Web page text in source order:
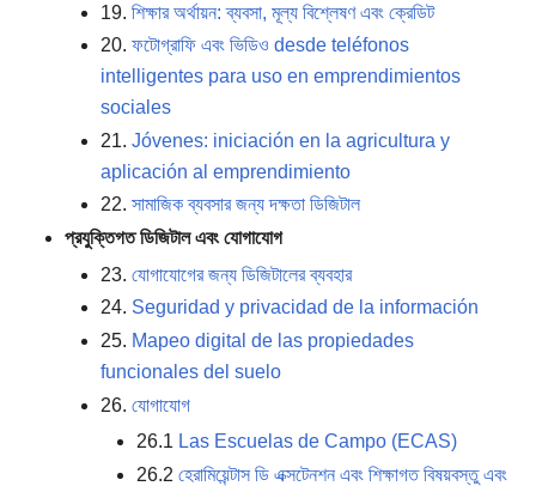
19. শিক্ষার অর্থায়ন: ব্যবসা, মূল্য বিশ্লেষণ এবং ক্রেডিট
20. ফটোগ্রাফি এবং ভিডিও desde teléfonos
intelligentes para uso en emprendimientos
sociales
21. Jóvenes: iniciación en la agricultura y
aplicación al emprendimiento
22. সামাজিক ব্যবসার জন্য দক্ষতা ডিজিটাল
প্রযুক্তিগত ডিজিটাল এবং যোগাযোগ
23. যোগাযোগের জন্য ডিজিটালের ব্যবহার
24. Seguridad y privacidad de la información
25. Mapeo digital de las propiedades
funcionales del suelo
26. যোগাযোগ
26.1 Las Escuelas de Campo (ECAS)
26.2 হেরামিয়েন্টাস ডি এক্সটেনশন এবং শিক্ষাগত বিষয়বস্তু এবং